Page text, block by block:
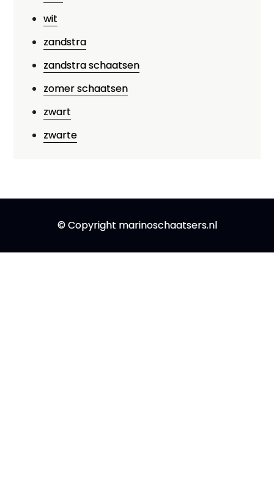
wit
zandstra
zandstra schaatsen
zomer schaatsen
zwart
zwarte
© Copyright marinoschaatsers.nl